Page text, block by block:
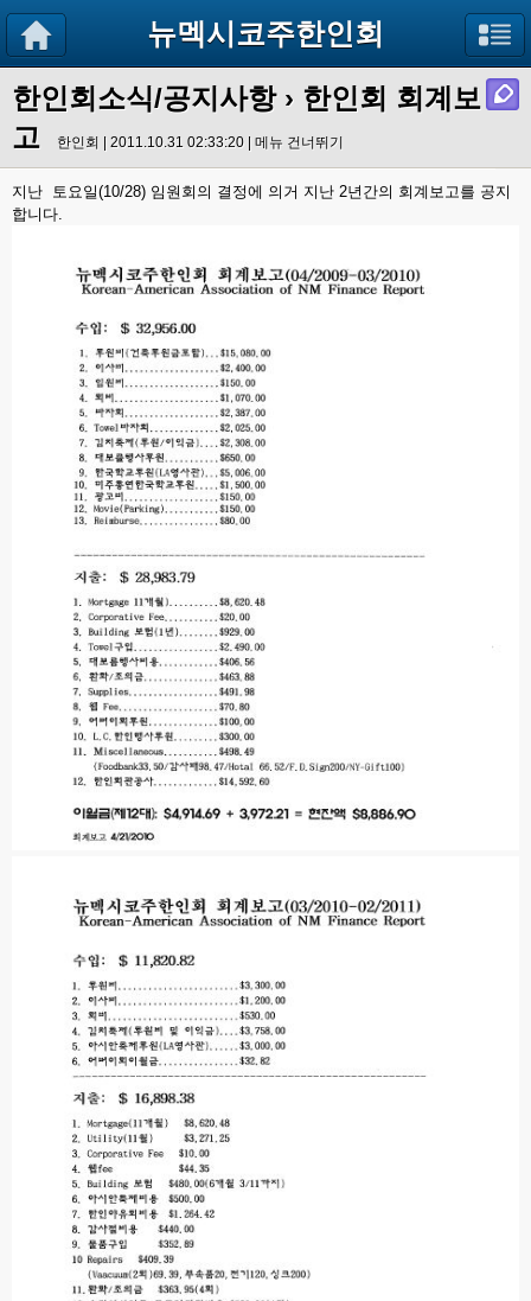
뉴멕시코주한인회
한인회소식/공지사항› 한인회 회계보
고
한인회 | 2011.10.31 02:33:20 | 메뉴 건너뛰기
지난 토요일(10/28) 임원회의 결정에 의거 지난 2년간의 회계보고를 공지
합니다.